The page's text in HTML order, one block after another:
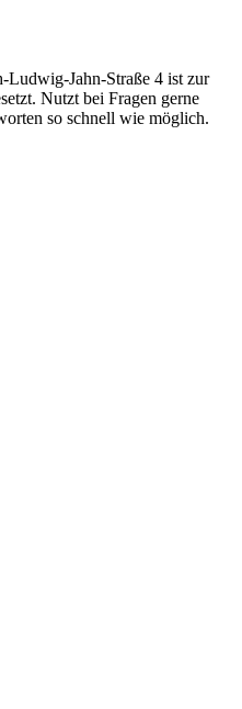
Ludwig-Jahn-Straße 4 ist zur
Nutzt bei Fragen gerne
so schnell wie möglich.